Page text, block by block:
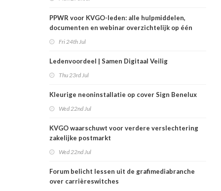
PPWR voor KVGO-leden: alle hulpmiddelen,
documenten en webinar overzichtelijk op één
Fri 24th Jul
Ledenvoordeel | Samen Digitaal Veilig
Thu 23rd Jul
Kleurige neoninstallatie op cover Sign Benelux
Wed 22nd Jul
KVGO waarschuwt voor verdere verslechtering
zakelijke postmarkt
Wed 22nd Jul
Forum belicht lessen uit de grafimediabranche
over carrièreswitches